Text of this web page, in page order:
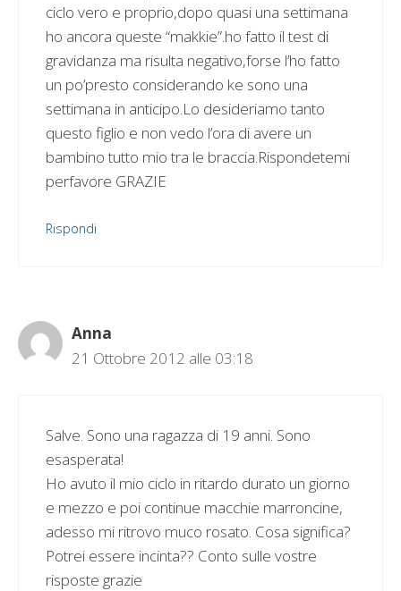
ciclo vero e proprio,dopo quasi una settimana
ho ancora queste “makkie”.ho fatto il test di
gravidanza ma risulta negativo,forse l’ho fatto
un po’presto considerando ke sono una
settimana in anticipo.Lo desideriamo tanto
questo figlio e non vedo l’ora di avere un
bambino tutto mio tra le braccia.Rispondetemi
perfavore GRAZIE
Rispondi
Anna
21 Ottobre 2012 alle 03:18
Salve. Sono una ragazza di 19 anni. Sono
esasperata!
Ho avuto il mio ciclo in ritardo durato un giorno
e mezzo e poi continue macchie marroncine,
adesso mi ritrovo muco rosato. Cosa significa?
Potrei essere incinta?? Conto sulle vostre
risposte grazie